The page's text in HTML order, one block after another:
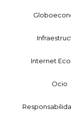
Internet
Ocio